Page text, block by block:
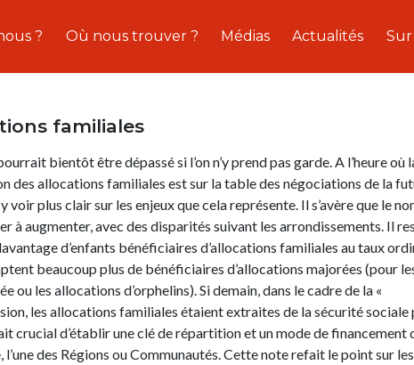
? Où nous trouver ? Médias Actualités
familiales
bientôt être dépassé si l’on n’y prend pas garde. A l’heure où
des allocations familiales est sur la table des négociations de la
voir plus clair sur les enjeux que cela représente. Il s’avère que le
à augmenter, avec des disparités suivant les arrondissements. Il
d’enfants bénéficiaires d’allocations familiales au taux
beaucoup plus de bénéficiaires d’allocations majorées (pour
ou les allocations d’orphelins). Si demain, dans le cadre de la «
les allocations familiales étaient extraites de la sécurité sociale
crucial d’établir une clé de répartition et un mode de financement
l’une des Régions ou Communautés. Cette note refait le point sur les